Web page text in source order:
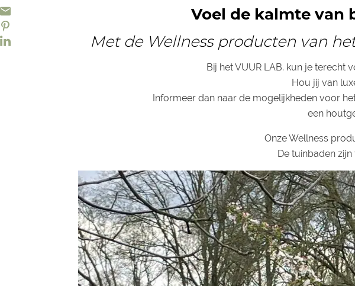
Voel de kalmte van
Met de Wellness producten van
Bij het VUUR LAB. kun je terecht
Hou jij van
Informeer dan naar de mogelijkheden voor
een
Onze Wellness
De tuinbaden